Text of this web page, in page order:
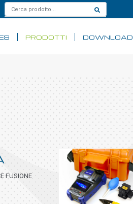
PRODOTTI DOWNLOAD
FUSIONE